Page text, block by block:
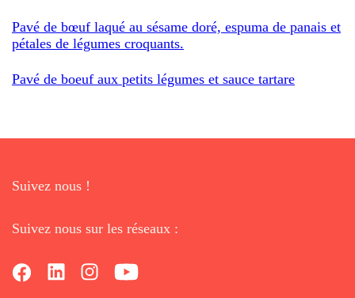
Pavé de bœuf laqué au sésame doré, espuma de panais et
pétales de légumes croquants.
Pavé de boeuf aux petits légumes et sauce tartare
Suivez nous !
Suivez nous sur les réseaux :